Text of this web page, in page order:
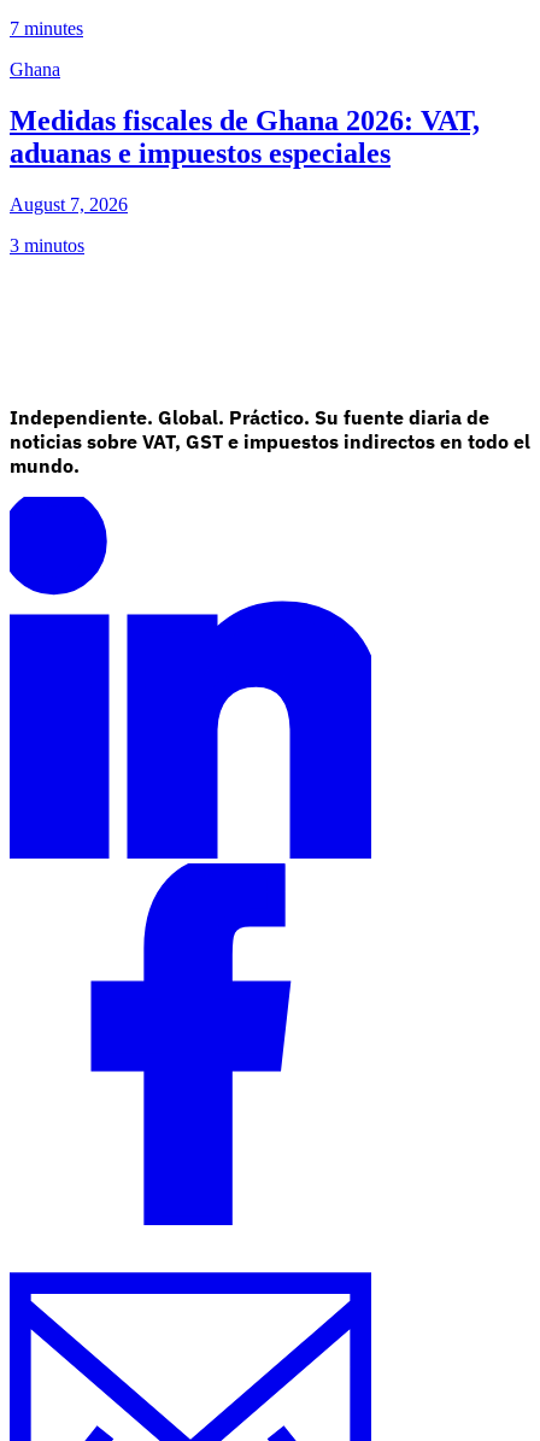
7 minutes
Ghana
Medidas fiscales de Ghana 2026: VAT,
aduanas e impuestos especiales
August 7, 2026
3 minutos
Independiente. Global. Práctico. Su fuente diaria de
noticias sobre VAT, GST e impuestos indirectos en todo el
mundo.